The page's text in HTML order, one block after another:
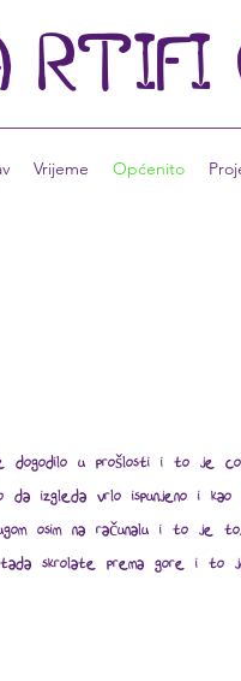
RTIFI
Vrijeme Općenito
u prošlosti i to je
da izgleda vrlo ispunjeno i
osim na računalu i to je
skrolate prema gore i to